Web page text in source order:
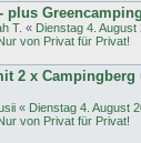
plus Greencamping
T. « Dienstag 4. August
von Privat für Privat!
2 x Campingberg
« Dienstag 4. August
von Privat für Privat!